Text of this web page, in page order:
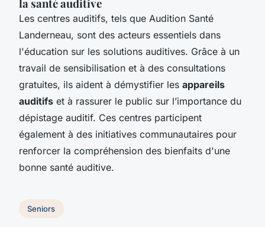
la santé auditive
Les centres auditifs, tels que Audition Santé
Landerneau, sont des acteurs essentiels dans
l'éducation sur les solutions auditives. Grâce à un
travail de sensibilisation et à des consultations
gratuites, ils aident à démystifier les appareils
auditifs et à rassurer le public sur l’importance du
dépistage auditif. Ces centres participent
également à des initiatives communautaires pour
renforcer la compréhension des bienfaits d'une
bonne santé auditive.
Seniors